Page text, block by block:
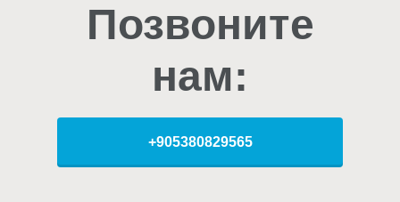
Позвоните
нам:
+905380829565